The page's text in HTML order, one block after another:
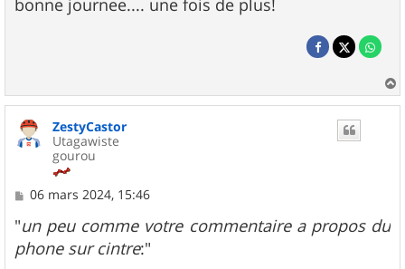
bonne journee.... une fois de plus!
a
ZestyCastor
Utagawiste
gourou
M
s
s
a
06 mars 2024, 15:46
"un peu comme votre commentaire a propos du
phone sur cintre:"